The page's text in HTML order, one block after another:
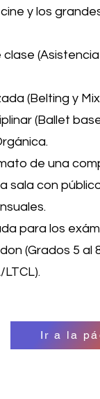
y los
(Belting y
(Ballet
de una
sala con
para los
(Grados 5 al
Ir a la